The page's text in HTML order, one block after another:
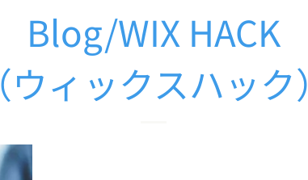
Blog/WIX HACK
（ウィックスハック）